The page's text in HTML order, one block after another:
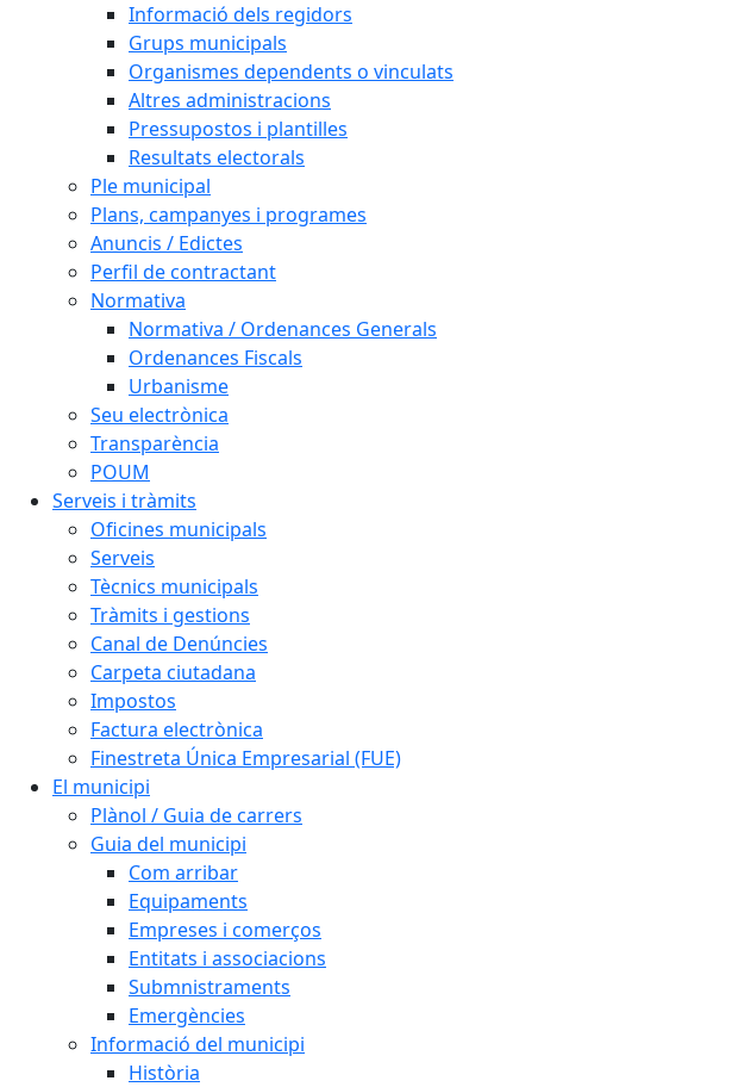
Informació dels regidors
Grups municipals
Organismes dependents o vinculats
Altres administracions
Pressupostos i plantilles
Resultats electorals
Ple municipal
Plans, campanyes i programes
Anuncis / Edictes
Perfil de contractant
Normativa
Normativa / Ordenances Generals
Ordenances Fiscals
Urbanisme
Seu electrònica
Transparència
POUM
Serveis i tràmits
Oficines municipals
Serveis
Tècnics municipals
Tràmits i gestions
Canal de Denúncies
Carpeta ciutadana
Impostos
Factura electrònica
Finestreta Única Empresarial (FUE)
El municipi
Plànol / Guia de carrers
Guia del municipi
Com arribar
Equipaments
Empreses i comerços
Entitats i associacions
Submnistraments
Emergències
Informació del municipi
Història